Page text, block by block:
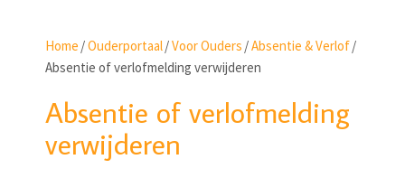
Home /Ouderportaal/Voor Ouders /Absentie & Verlof/
Absentie of verlofmelding verwijderen
Absentie of verlofmelding
verwijderen